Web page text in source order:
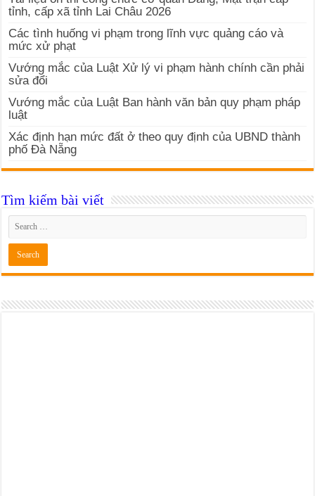
tỉnh, cấp xã tỉnh Lai Châu 2026
Các tình huống vi phạm trong lĩnh vực quảng cáo và
mức xử phạt
Vướng mắc của Luật Xử lý vi phạm hành chính cần phải
sửa đổi
Vướng mắc của Luật Ban hành văn bản quy phạm pháp
luật
Xác định hạn mức đất ở theo quy định của UBND thành
phố Đà Nẵng
Tìm kiếm bài viết